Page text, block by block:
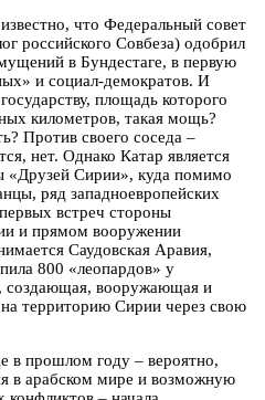
что Федеральный совет
российского Совбеза) одобрил
в Бундестаге, в первую
и социал-демократов. И
площадь которого
километров, такая мощь?
Против своего соседа –
нет. Однако Катар является
«Друзей Сирии», куда помимо
ряд западноевропейских
встреч стороны
и прямом вооружении
Саудовская Аравия,
800 «леопардов» у
создающая, вооружающая и
территорию Сирии через свою
в прошлом году – вероятно,
в арабском мире и возможную